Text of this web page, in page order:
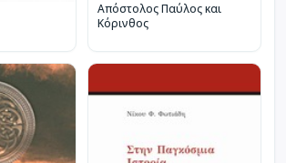
Απόστολος Παύλος και
Κόρινθος